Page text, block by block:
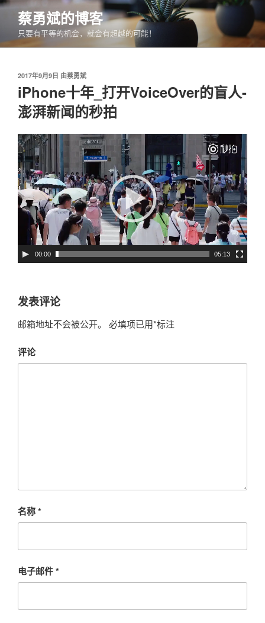
跳
容
蔡勇斌的博客
只要有平等的机会，就会有超越的可能！
发
布
于
2017年9月9日 由蔡勇斌
iPhone十年_打开VoiceOver的盲人-
澎湃新闻的秒拍
视
频
播
放
器
00:00 05:13
发表评论
邮箱地址不会被公开。 必填项已用*标注
评论
名称*
电子邮件*